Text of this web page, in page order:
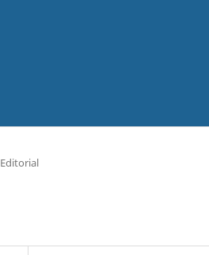
Editorial